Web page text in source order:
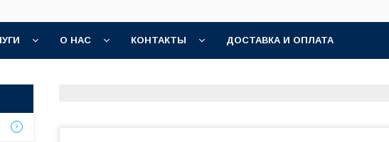
О НАС КОНТАКТЫ ДОСТАВКА И ОПЛАТА